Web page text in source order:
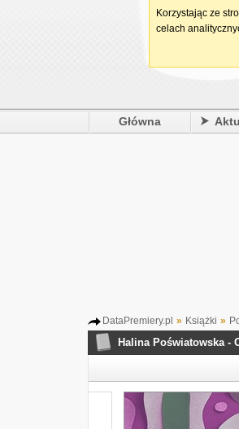
Główna
DataPremiery.pl » Książki »
Halina Poświatowska -
Korzystając ze
celach